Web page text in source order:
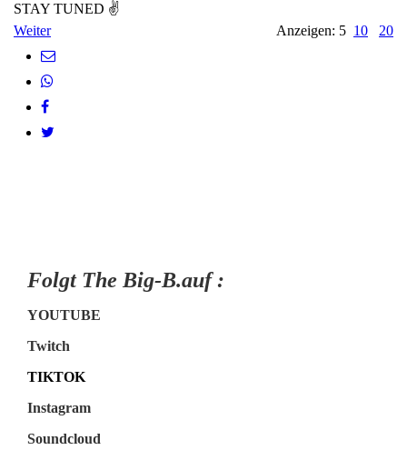
STAY TUNED ✌
Weiter
Anzeigen: 5 10 20
Folgt The Big-B.auf :
YOUTUBE
Twitch
TIKTOK
Instagram
Soundcloud